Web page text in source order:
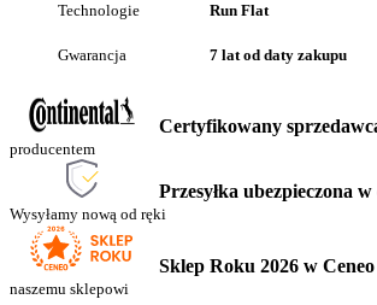
Technologie Run Flat
Gwarancja 7 lat od daty zakupu
Certyfikowany
producentem
Przesyłka ubezpieczona w
Wysyłamy nową od ręki
Sklep Roku 2026 w Ceneo
naszemu sklepowi